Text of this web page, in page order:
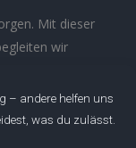
Mit dieser
wir